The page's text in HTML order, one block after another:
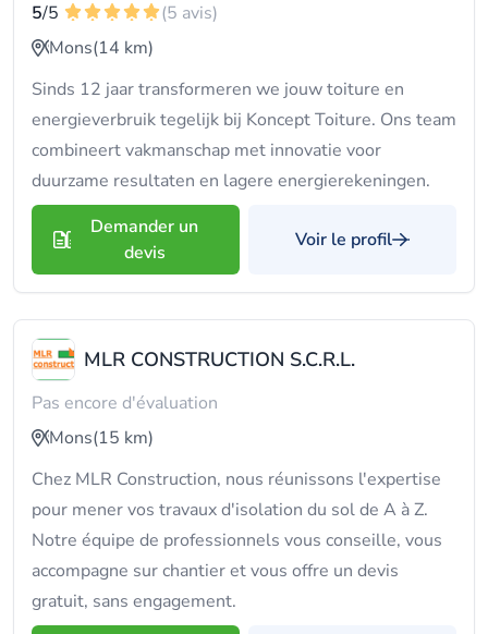
5/5
(5 avis)
Mons(14 km)
Sinds 12 jaar transformeren we jouw toiture en
energieverbruik tegelijk bij Koncept Toiture. Ons team
combineert vakmanschap met innovatie voor
duurzame resultaten en lagere energierekeningen.
Demander un
devis
Voir le profil
MLR CONSTRUCTION S.C.R.L.
Pas encore d'évaluation
Mons(15 km)
Chez MLR Construction, nous réunissons l'expertise
pour mener vos travaux d'isolation du sol de A à Z.
Notre équipe de professionnels vous conseille, vous
accompagne sur chantier et vous offre un devis
gratuit, sans engagement.